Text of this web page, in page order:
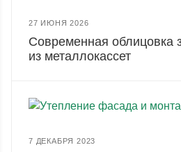
27 ИЮНЯ 2026
Современная
из металлокассет
7 ДЕКАБРЯ 2023